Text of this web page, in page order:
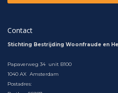
Contact
Stichting Bestrijding Woonfraude en
Papaverweg 34 unit B100
1040 AX Amsterdam
Postadres: